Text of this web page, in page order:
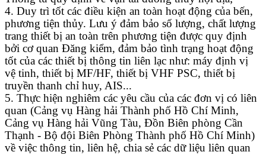
4. Duy trì tốt các điều kiện an toàn hoạt động của bến,
phương tiện thủy. Lưu ý đảm bảo số lượng, chất lượng
trang thiết bị an toàn trên phương tiện được quy định
bởi cơ quan Đăng kiểm, đảm bảo tình trạng hoạt động
tốt của các thiết bị thông tin liên lạc như: máy định vị
vệ tinh, thiết bị MF/HF, thiết bị VHF PSC, thiết bị
truyền thanh chỉ huy, AIS...
5. Thực hiện nghiêm các yêu cầu của các đơn vị có liên
quan (Cảng vụ Hàng hải Thành phố Hồ Chí Minh,
Cảng vụ Hàng hải Vũng Tàu, Đồn Biên phòng Cần
Thạnh - Bộ đội Biên Phòng Thành phố Hồ Chí Minh)
về việc thông tin, liên hệ, chia sẻ các dữ liệu liên quan